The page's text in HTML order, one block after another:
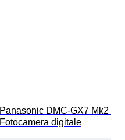
Panasonic DMC-GX7 Mk2
Fotocamera digitale